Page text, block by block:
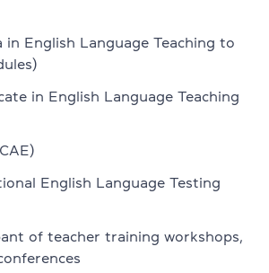
in English Language Teaching to
in English Language Teaching
English Language Testing
of teacher training workshops,